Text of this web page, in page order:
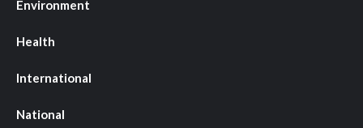
Environment
Health
International
National